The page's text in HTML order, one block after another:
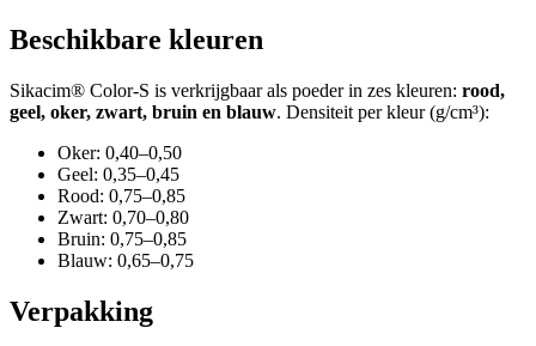
Beschikbare kleuren
Sikacim® Color-S is verkrijgbaar als poeder in zes kleuren: rood,
geel, oker, zwart, bruin en blauw. Densiteit per kleur (g/cm³):
Oker: 0,40–0,50
Geel: 0,35–0,45
Rood: 0,75–0,85
Zwart: 0,70–0,80
Bruin: 0,75–0,85
Blauw: 0,65–0,75
Verpakking